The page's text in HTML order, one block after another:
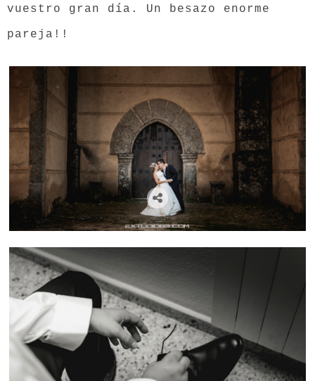
vuestro gran día. Un besazo enorme
pareja!!